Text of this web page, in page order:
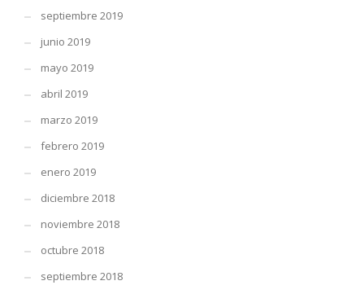
septiembre 2019
junio 2019
mayo 2019
abril 2019
marzo 2019
febrero 2019
enero 2019
diciembre 2018
noviembre 2018
octubre 2018
septiembre 2018